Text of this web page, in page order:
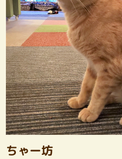
ちゃー坊